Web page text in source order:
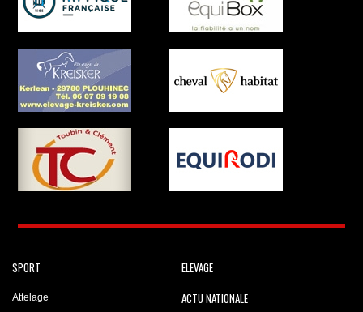
SPORT
Attelage
ELEVAGE
ACTU NATIONALE